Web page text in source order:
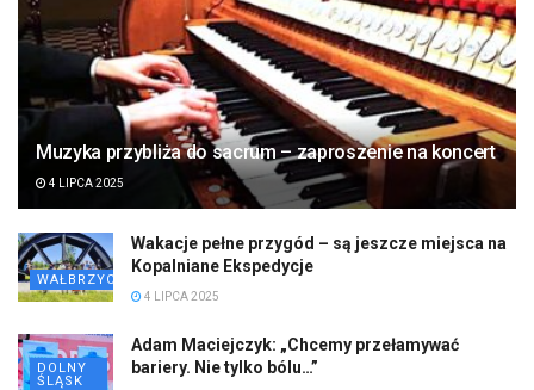
Muzyka przybliża do sacrum – zaproszenie na koncert
4 LIPCA 2025
WAŁBRZYCH
Wakacje pełne przygód – są jeszcze miejsca na
Kopalniane Ekspedycje
4 LIPCA 2025
DOLNY
ŚLĄSK
Adam Maciejczyk: „Chcemy przełamywać
bariery. Nie tylko bólu…”